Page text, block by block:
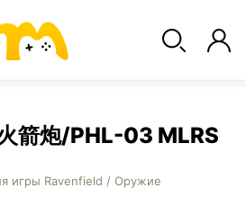
箭炮/PHL-03 MLRS
игры Ravenfield / Оружие